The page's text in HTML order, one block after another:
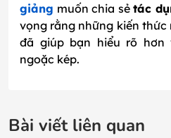
giảng muốn chia sẻtác
vọng rằng những kiến
đã giúp bạn hiểu rõ hơn
ngoặc kép.
Bài viết liên quan